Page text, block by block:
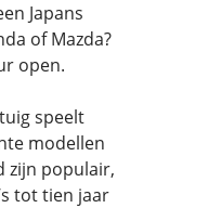
Japans
of Mazda?
open.
speelt
modellen
zijn populair,
tot tien jaar